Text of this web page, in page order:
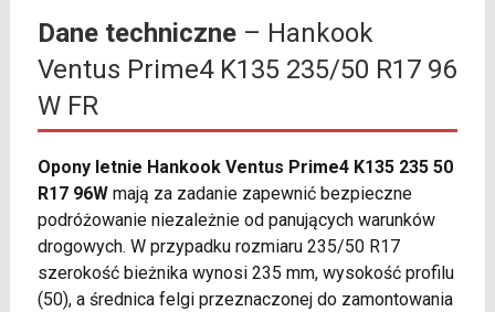
Dane techniczne– Hankook
Ventus Prime4 K135 235/50 R17 96
W FR
Opony letnie Hankook Ventus Prime4 K135 235 50
R17 96Wmają za zadanie zapewnić bezpieczne
podróżowanie niezależnie od panujących warunków
drogowych. W przypadku rozmiaru 235/50 R17
szerokość bieżnika wynosi 235 mm, wysokość profilu
(50), a średnica felgi przeznaczonej do zamontowania